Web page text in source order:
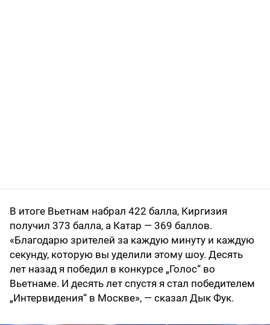
В итоге Вьетнам набрал 422 балла, Киргизия
получил 373 балла, а Катар — 369 баллов.
«Благодарю зрителей за каждую минуту и каждую
секунду, которую вы уделили этому шоу. Десять
лет назад я победил в конкурсе „Голос“ во
Вьетнаме. И десять лет спустя я стал победителем
„Интервидения“ в Москве», — сказал Дык Фук.